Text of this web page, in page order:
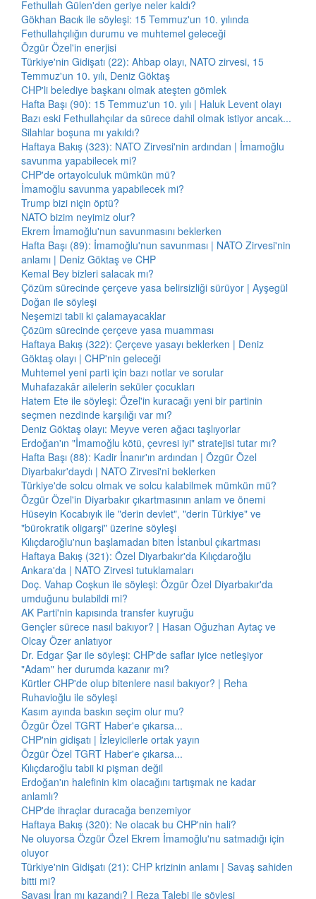
Fethullah Gülen'den geriye neler kaldı?
Gökhan Bacık ile söyleşi: 15 Temmuz'un 10. yılında
Fethullahçılığın durumu ve muhtemel geleceği
Özgür Özel'in enerjisi
Türkiye'nin Gidişatı (22): Ahbap olayı, NATO zirvesi, 15
Temmuz'un 10. yılı, Deniz Göktaş
CHP'li belediye başkanı olmak ateşten gömlek
Hafta Başı (90): 15 Temmuz'un 10. yılı | Haluk Levent olayı
Bazı eski Fethullahçılar da sürece dahil olmak istiyor ancak...
Silahlar boşuna mı yakıldı?
Haftaya Bakış (323): NATO Zirvesi'nin ardından | İmamoğlu
savunma yapabilecek mi?
CHP'de ortayolculuk mümkün mü?
İmamoğlu savunma yapabilecek mi?
Trump bizi niçin öptü?
NATO bizim neyimiz olur?
Ekrem İmamoğlu'nun savunmasını beklerken
Hafta Başı (89): İmamoğlu'nun savunması | NATO Zirvesi'nin
anlamı | Deniz Göktaş ve CHP
Kemal Bey bizleri salacak mı?
Çözüm sürecinde çerçeve yasa belirsizliği sürüyor | Ayşegül
Doğan ile söyleşi
Neşemizi tabii ki çalamayacaklar
Çözüm sürecinde çerçeve yasa muamması
Haftaya Bakış (322): Çerçeve yasayı beklerken | Deniz
Göktaş olayı | CHP'nin geleceği
Muhtemel yeni parti için bazı notlar ve sorular
Muhafazakâr ailelerin seküler çocukları
Hatem Ete ile söyleşi: Özel'in kuracağı yeni bir partinin
seçmen nezdinde karşılığı var mı?
Deniz Göktaş olayı: Meyve veren ağacı taşlıyorlar
Erdoğan'ın "İmamoğlu kötü, çevresi iyi" stratejisi tutar mı?
Hafta Başı (88): Kadir İnanır'ın ardından | Özgür Özel
Diyarbakır'daydı | NATO Zirvesi'ni beklerken
Türkiye'de solcu olmak ve solcu kalabilmek mümkün mü?
Özgür Özel'in Diyarbakır çıkartmasının anlam ve önemi
Hüseyin Kocabıyık ile "derin devlet", "derin Türkiye" ve
"bürokratik oligarşi" üzerine söyleşi
Kılıçdaroğlu'nun başlamadan biten İstanbul çıkartması
Haftaya Bakış (321): Özel Diyarbakır'da Kılıçdaroğlu
Ankara'da | NATO Zirvesi tutuklamaları
Doç. Vahap Coşkun ile söyleşi: Özgür Özel Diyarbakır'da
umduğunu bulabildi mi?
AK Parti'nin kapısında transfer kuyruğu
Gençler sürece nasıl bakıyor? | Hasan Oğuzhan Aytaç ve
Olcay Özer anlatıyor
Dr. Edgar Şar ile söyleşi: CHP'de saflar iyice netleşiyor
"Adam" her durumda kazanır mı?
Kürtler CHP'de olup bitenlere nasıl bakıyor? | Reha
Ruhavioğlu ile söyleşi
Kasım ayında baskın seçim olur mu?
Özgür Özel TGRT Haber'e çıkarsa...
CHP'nin gidişatı | İzleyicilerle ortak yayın
Özgür Özel TGRT Haber'e çıkarsa...
Kılıçdaroğlu tabii ki pişman değil
Erdoğan'ın halefinin kim olacağını tartışmak ne kadar
anlamlı?
CHP'de ihraçlar duracağa benzemiyor
Haftaya Bakış (320): Ne olacak bu CHP'nin hali?
Ne oluyorsa Özgür Özel Ekrem İmamoğlu'nu satmadığı için
oluyor
Türkiye'nin Gidişatı (21): CHP krizinin anlamı | Savaş sahiden
bitti mi?
Savaşı İran mı kazandı? | Reza Talebi ile söyleşi